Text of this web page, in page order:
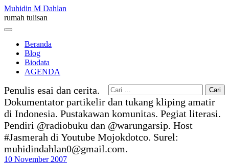
Skip
to
content
Muhidin M Dahlan
rumah tulisan
Menu
Beranda
Blog
Biodata
AGENDA
Cari
untuk:
Penulis esai dan cerita.
Dokumentator partikelir dan tukang kliping amatir
di Indonesia. Pustakawan komunitas. Pegiat literasi.
Pendiri @radiobuku dan @warungarsip. Host
#Jasmerah di Youtube Mojokdotco. Surel:
muhidindahlan0@gmail.com.
10 November 2007